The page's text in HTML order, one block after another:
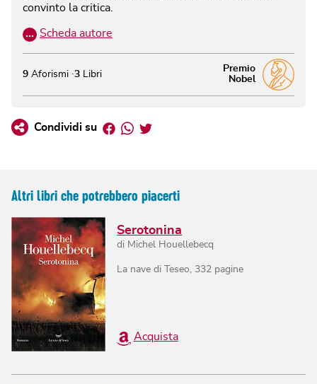
convinto la critica.
… Scheda autore
Premio
Nobel
9 Aforismi 3 Libri
Condividi su Facebook
Whatsapp
Twitter
Altri libri che potrebbero piacerti
Serotonina
di Michel Houellebecq
La nave di Teseo 332 pagine
Acquista